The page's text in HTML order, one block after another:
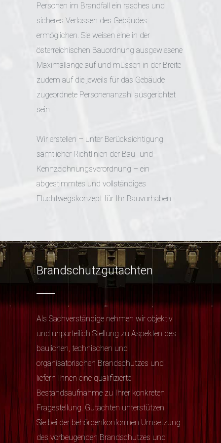
Personen im Brandfall ein rasches und
sicheres Verlassen des Gebäudes
ermöglichen. Sie weisen eine in der
österreichischen Bauordnung ausgewiesene
Maximallänge auf und müssen in der Breite
zudem auf die jeweils für das Gebäude
zugeordnete Personenanzahl ausgerichtet
sein.
Wir erstellen – unter Berücksichtigung
sämtlicher Richtlinien der Bau- und
Kennzeichnungsverordnung – ein
abgestimmtes und vollständiges
Fluchtwegskonzept für Ihr Bauvorhaben.
Brandschutzgutachten
Als Sachverständige nehmen wir objektiv
und unparteilich Stellung zu Aspekten des
baulichen, technischen und
organisatorischen Brandschutzes und
liefern Ihnen eine qualifizierte
Bestandsaufnahme zu Ihrer konkreten
Fragestellung. Gutachten unterstützen
Sie bei der behördenkonformen Umsetzung
des vorbeugenden Brandschutzes und